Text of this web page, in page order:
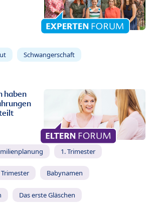
Schwangerschaft
haben
1. Trimester
Trimester Babynamen
Das erste Gläschen